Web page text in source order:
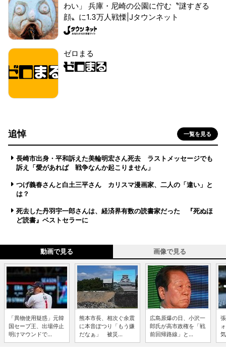
わい」 兵庫・尼崎の公園に佇む〝謎すぎる
顔〟に1.3万人戦慄|Jタウンネット
ゼロまる
追悼 一覧を見る
長崎市出身・平和訴えた美輪明宏さん死去 ラストメッセージでも
訴え「愛があれば 戦争なんか起こりません」
つげ義春さんと白土三平さん カリスマ漫画家、二人の「違い」と
は？
死去した丹羽宇一郎さんは、経済界有数の読書家だった 『死ぬほ
ど読書』ベストセラーに
動画で見る 画像で見る
「異物使用疑惑」元韓
国セーブ王、出場停止
明けマウンドで...
熊本市長、相次ぐ余震
に本音ぽつり「もう嫌
だなぁ」 被災...
広島原爆の日、小沢一
郎氏が高市政権を「戦
前回帰路線」と...